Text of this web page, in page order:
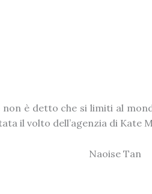
è detto che si limiti al
il volto dell’agenzia di Kate